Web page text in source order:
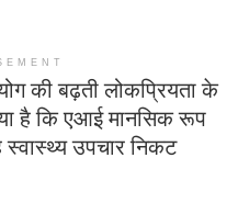
की बढ़ती लोकप्रियता के
है कि एआई मानसिक रूप
उपचार निकट